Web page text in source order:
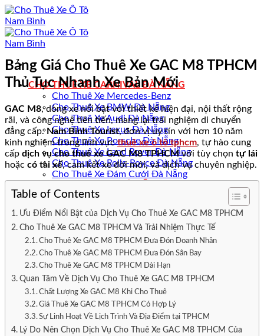
Bỏ
qua
nội
dung
CHO THUÊ XE CARNIVAL ĐÀ NẴNG
Cho Thuê Xe Mercedes-Benz
Cho Thuê Xe BMW Đà Nẵng
Cho Thuê Xe Audi Đà Nẵng
Cho Thuê Xe Lexus Đà Nẵng
Cho Thuê Xe Porsche Đà Nẵng
Cho Thuê Xe Land Rover Đà Nẵng
Cho Thuê Xe Rolls-Royce Đà Nẵng
Cho Thuê Xe Đám Cưới Đà Nẵng
Cho Thuê Xe Ô Tô Quận Sơn Trà
Cho Thuê Xe Ô Tô Quận Hải Châu
Cho Thuê Xe Ô Tô Quận Cẩm Lệ
Cho Thuê Xe Ô Tô Quận Thanh Khê
Cho Thuê Xe Ô Tô Quận Ngũ Hành Sơn
Cho Thuê Xe Ô Tô Quận Liên Chiểu
Cho Thuê Xe Ô Tô Hòa Vang
Cho Thuê Xe Ô Tô Hoàng Sa
CHO THUÊ XE MÁY
Cho Thuê Xe Máy Quận Sơn Trà
Cho Thuê Xe Máy Quận Hải Châu
Cho Thuê Xe Máy Quận Cẩm Lệ
Cho Thuê Xe Máy Quận Thanh Khê
Bảng Giá Cho Thuê Xe GAC M8 TPHCM
Thủ Tục Nhanh Xe Bản Mới
GAC M8, dòng xe nổi bật với thiết kế hiện đại, nội thất rộng
rãi, và công nghệ tiên tiến, mang lại trải nghiệm di chuyển
đẳng cấp. Nam Bình Tourist, đơn vị uy tín với hơn 10 năm
kinh nghiệm trong lĩnh vựcthuê xe ô tô tphcm, tự hào cung
cấp dịch vụ cho thuê xe GAC M8 TPHCMvới tùy chọn tự lái
hoặc có tài xế, cam kết xe đời mới, và dịch vụ chuyên nghiệp.
Table of Contents
Ưu Điểm Nổi Bật của Dịch Vụ Cho Thuê Xe GAC M8 TPHCM
Cho Thuê Xe GAC M8 TPHCM Và Trải Nhiệm Thực Tế
Cho Thuê Xe GAC M8 TPHCM Đưa Đón Doanh Nhân
Cho Thuê Xe GAC M8 TPHCM Đưa Đón Sân Bay
Cho Thuê Xe GAC M8 TPHCM Dài Hạn
Quan Tâm Về Dịch Vụ Cho Thuê Xe GAC M8 TPHCM
Chất Lượng Xe GAC M8 Khi Cho Thuê
Giá Thuê Xe GAC M8 TPHCM Có Hợp Lý
Sự Linh Hoạt Về Lịch Trình Và Địa Điểm tại TPHCM
Lý Do Nên Chọn Dịch Vụ Cho Thuê Xe GAC M8 TPHCM Của